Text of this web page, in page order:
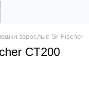
взрослые Sr Fischer
CT200